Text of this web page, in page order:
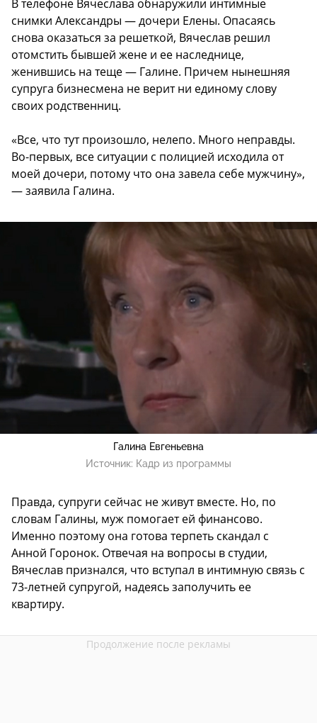
В телефоне Вячеслава обнаружили интимные
снимки Александры — дочери Елены. Опасаясь
снова оказаться за решеткой, Вячеслав решил
отомстить бывшей жене и ее наследнице,
женившись на теще — Галине. Причем нынешняя
супруга бизнесмена не верит ни единому слову
своих родственниц.
«Все, что тут произошло, нелепо. Много неправды.
Во-первых, все ситуации с полицией исходила от
моей дочери, потому что она завела себе мужчину»,
— заявила Галина.
Галина Евгеньевна
Источник: Кадр из программы
Правда, супруги сейчас не живут вместе. Но, по
словам Галины, муж помогает ей финансово.
Именно поэтому она готова терпеть скандал с
Анной Горонок. Отвечая на вопросы в студии,
Вячеслав признался, что вступал в интимную связь с
73-летней супругой, надеясь заполучить ее
квартиру.